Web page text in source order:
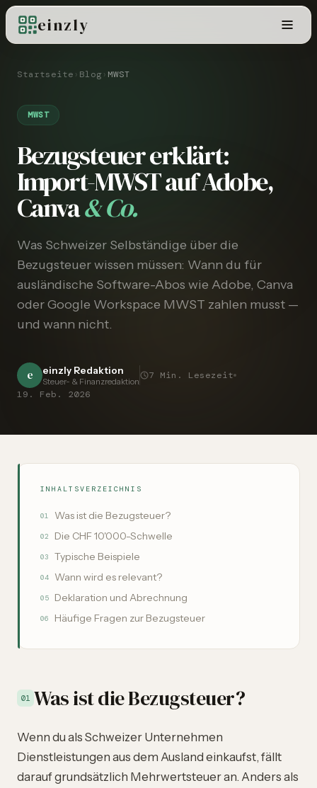
einzly
Startseite › Blog› MWST
MWST
Bezugsteuer erklärt:
Import-MWST auf Adobe,
Canva& Co.
Was Schweizer Selbständige über die
Bezugsteuer wissen müssen: Wann du für
ausländische Software-Abos wie Adobe, Canva
oder Google Workspace MWST zahlen musst —
und wann nicht.
e einzly Redaktion
Steuer- & Finanzredaktion
7
Min. Lesezeit
19. Feb. 2026
INHALTSVERZEICHNIS
01 Was ist die Bezugsteuer?
02 Die CHF 10'000-Schwelle
03 Typische Beispiele
04 Wann wird es relevant?
05 Deklaration und Abrechnung
06 Häufige Fragen zur Bezugsteuer
01 Was ist die Bezugsteuer?
Wenn du als Schweizer Unternehmen
Dienstleistungen aus dem Ausland einkaufst, fällt
darauf grundsätzlich Mehrwertsteuer an. Anders als